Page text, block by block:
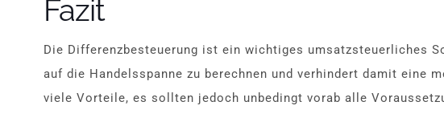
Fazit
Die Differenzbesteuerung ist ein wichtiges umsatzsteuerliches
auf die Handelsspanne zu berechnen und verhindert damit eine
viele Vorteile, es sollten jedoch unbedingt vorab alle